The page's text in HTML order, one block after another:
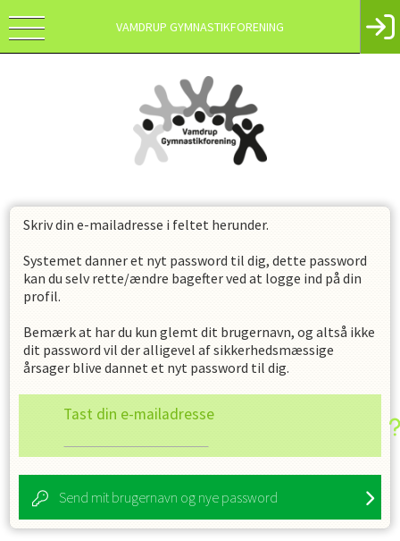
VAMDRUP GYMNASTIKFORENING
Skriv din e-mailadresse i feltet herunder.
Systemet danner et nyt password til dig, dette password
kan du selv rette/ændre bagefter ved at logge ind på din
profil.
Bemærk at har du kun glemt dit brugernavn, og altså ikke
dit password vil der alligevel af sikkerhedsmæssige
årsager blive dannet et nyt password til dig.
Tast din e-mailadresse
Send mit brugernavn og nye password